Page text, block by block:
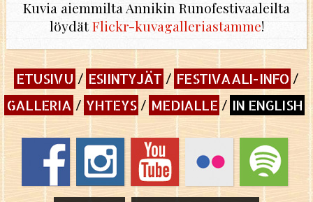
Kuvia aiemmilta Annikin Runofestivaaleilta
löydätFlickr-kuvagalleriastamme!
ETUSIVU ESIINTYJÄT
FESTIVAALI-INFO
GALLERIA
YHTEYS MEDIALLE IN ENGLISH